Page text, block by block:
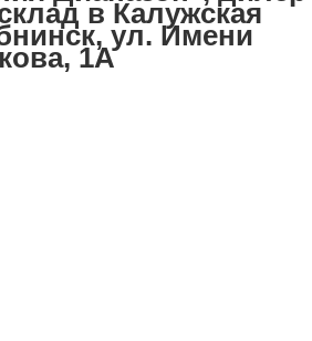
в Калужская
ул. Имени
1А